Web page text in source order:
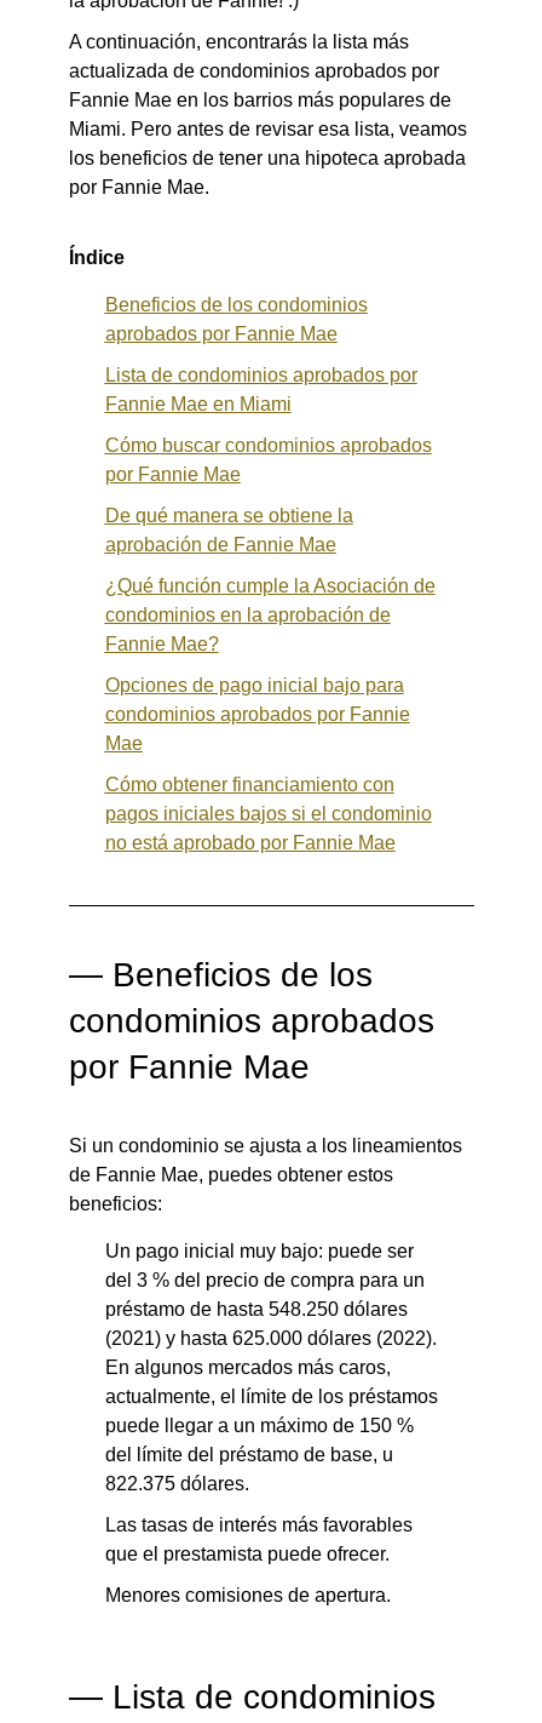
A continuación, encontrarás la lista más
actualizada de condominios aprobados por
Fannie Mae en los barrios más populares de
Miami. Pero antes de revisar esa lista, veamos
los beneficios de tener una hipoteca aprobada
por Fannie Mae.
Índice
Beneficios de los condominios
aprobados por Fannie Mae
Lista de condominios aprobados por
Fannie Mae en Miami
Cómo buscar condominios aprobados
por Fannie Mae
De qué manera se obtiene la
aprobación de Fannie Mae
¿Qué función cumple la Asociación de
condominios en la aprobación de
Fannie Mae?
Opciones de pago inicial bajo para
condominios aprobados por Fannie
Mae
Cómo obtener financiamiento con
pagos iniciales bajos si el condominio
no está aprobado por Fannie Mae
— Beneficios de los
condominios aprobados
por Fannie Mae
Si un condominio se ajusta a los lineamientos
de Fannie Mae, puedes obtener estos
beneficios:
Un pago inicial muy bajo: puede ser
del 3 % del precio de compra para un
préstamo de hasta 548.250 dólares
(2021) y hasta 625.000 dólares (2022).
En algunos mercados más caros,
actualmente, el límite de los préstamos
puede llegar a un máximo de 150 %
del límite del préstamo de base, u
822.375 dólares.
Las tasas de interés más favorables
que el prestamista puede ofrecer.
Menores comisiones de apertura.
— Lista de condominios